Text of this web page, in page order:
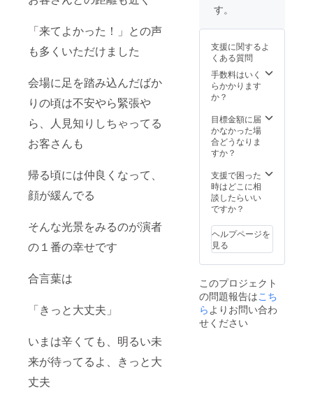
「来てよかった！」との声
も多くいただけました
会場に足を踏み込んだばか
りの頃は不安やら緊張や
ら、人見知りしちゃってる
お客さんも
帰る頃には仲良くなって、
顔が緩んでる
そんな光景をみるのが演者
の１番の幸せです
合言葉は
「きっと大丈夫」
いまは辛くても、明るい未
来が待ってるよ、きっと大
丈夫
す。
支援に関するよ
くある質問
手数料はいく
らかかります
か？
目標金額に届
かなかった場
合どうなりま
すか？
支援で困った
時はどこに相
談したらいい
ですか？
ヘルプページを
見る
このプロジェクト
の問題報告はこち
らよりお問い合わ
せください